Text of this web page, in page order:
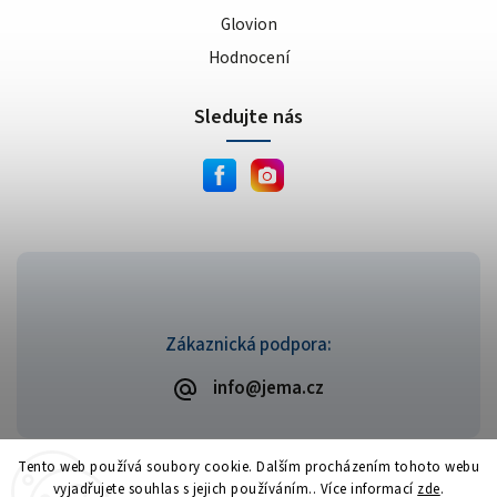
Tento web používá soubory cookie. Dalším procházením tohoto webu
vyjadřujete souhlas s jejich používáním.. Více informací zde.
Zákaznická podpora:
info@jema.cz
Glovion
Hodnocení
Sledujte nás